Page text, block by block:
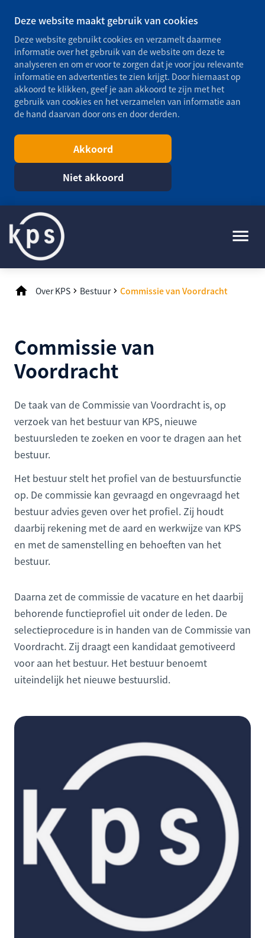
Deze website maakt gebruik van cookies
Deze website gebruikt cookies en verzamelt daarmee
informatie over het gebruik van de website om deze te
analyseren en om er voor te zorgen dat je voor jou relevante
informatie en advertenties te zien krijgt. Door hiernaast op
akkoord te klikken, geef je aan akkoord te zijn met het
gebruik van cookies en het verzamelen van informatie aan
de hand daarvan door ons en door derden.
Akkoord
Niet akkoord
Over KPS Bestuur Commissie van Voordracht
Commissie van
Voordracht
De taak van de Commissie van Voordracht is, op
verzoek van het bestuur van KPS, nieuwe
bestuursleden te zoeken en voor te dragen aan het
bestuur.
Het bestuur stelt het profiel van de bestuursfunctie
op. De commissie kan gevraagd en ongevraagd het
bestuur advies geven over het profiel. Zij houdt
daarbij rekening met de aard en werkwijze van KPS
en met de samenstelling en behoeften van het
bestuur.
Daarna zet de commissie de vacature en het daarbij
behorende functieprofiel uit onder de leden. De
selectieprocedure is in handen van de Commissie van
Voordracht. Zij draagt een kandidaat gemotiveerd
voor aan het bestuur. Het bestuur benoemt
uiteindelijk het nieuwe bestuurslid.